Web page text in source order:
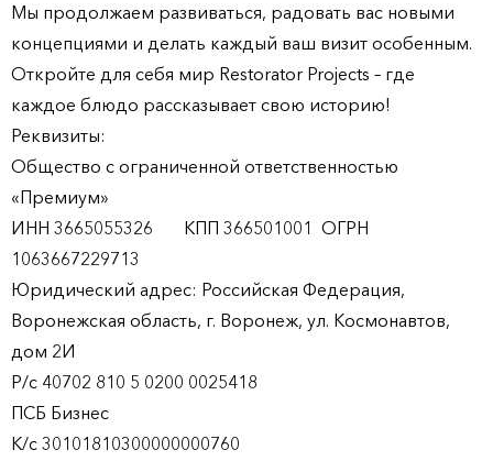
Мы продолжаем развиваться, радовать вас новыми
концепциями и делать каждый ваш визит особенным.
Откройте для себя мир Restorator Projects – где
каждое блюдо рассказывает свою историю!
Реквизиты:
Общество с ограниченной ответственностью
«Премиум»
ИНН 3665055326 КПП 366501001 ОГРН
1063667229713
Юридический адрес: Российская Федерация,
Воронежская область, г. Воронеж, ул. Космонавтов,
дом 2И
Р/с 40702 810 5 0200 0025418
ПСБ Бизнес
К/с 30101810300000000760